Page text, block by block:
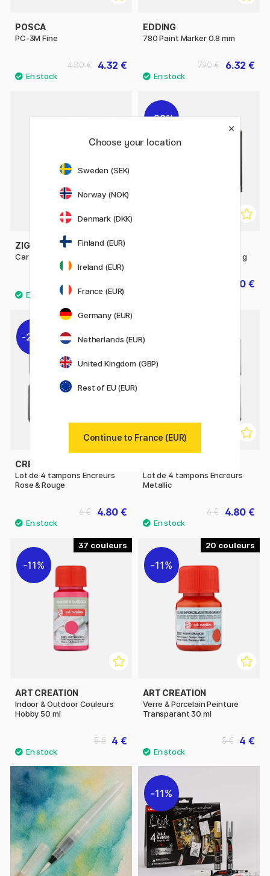
POSCA
PC-3M Fine
4.32 €
4.80 €
EDDING
780 Paint Marker 0.8 mm
6.32 €
7.90 €
ZIG KURETAKE
Cartoonist Ink 30 ml White
8.60 €
20%
Papier coloré basic A4 180 g
4.80 €
20%
CREATIV COMPANY
Lot de 4 tampons Encreurs
Rose & Rouge
4.80 €
6 €
Lot de 4 tampons Encreurs
Metallic
4.80 €
6 €
37
11%
ART CREATION
Indoor & Outdoor Couleurs
Hobby 50 ml
4 €
5 €
20
11%
ART CREATION
Verre & Porcelain Peinture
Transparant 30 ml
4 €
5 €
11%
Choose your location
Sweden (SEK)
Norway (NOK)
Denmark (DKK)
Finland (EUR)
Ireland (EUR)
France (EUR)
Germany (EUR)
Netherlands (EUR)
United Kingdom (GBP)
Rest of EU (EUR)
Continue to France (EUR)